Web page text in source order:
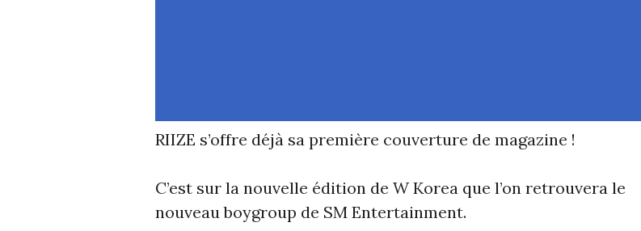
RIIZE s’offre déjà sa première couverture de magazine !
C’est sur la nouvelle édition de W Korea que l’on retrouvera le
nouveau boygroup de SM Entertainment.